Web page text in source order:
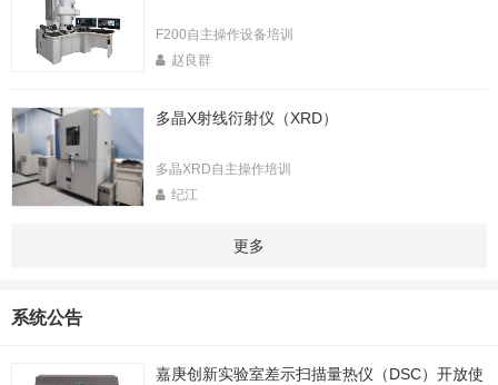
F200自主操作设备培训
赵良群
多晶X射线衍射仪（XRD）
多晶XRD自主操作培训
纪江
更多
系统公告
嘉庚创新实验室差示扫描量热仪（DSC）开放使